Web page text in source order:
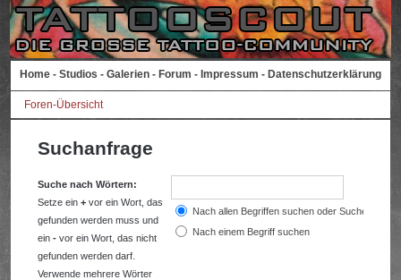
Home - Studios - Galerien - Forum - Impressum - Datenschutzerklärung
Foren-Übersicht
Suchanfrage
Suche nach Wörtern:
Setze ein+ vor ein Wort, das
gefunden werden muss und
ein- vor ein Wort, das nicht
gefunden werden darf.
Verwende mehrere Wörter
Nach allen Begriffen suchen oder Suche wie
Nach einem Begriff suchen